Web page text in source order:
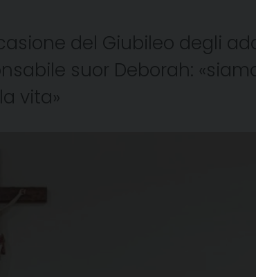
del Giubileo degli
suor Deborah:
vita»